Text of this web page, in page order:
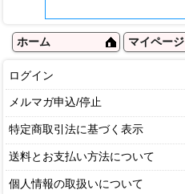
ホーム マイページ
ログイン
メルマガ申込/停止
特定商取引法に基づく表示
送料とお支払い方法について
個人情報の取扱いについて